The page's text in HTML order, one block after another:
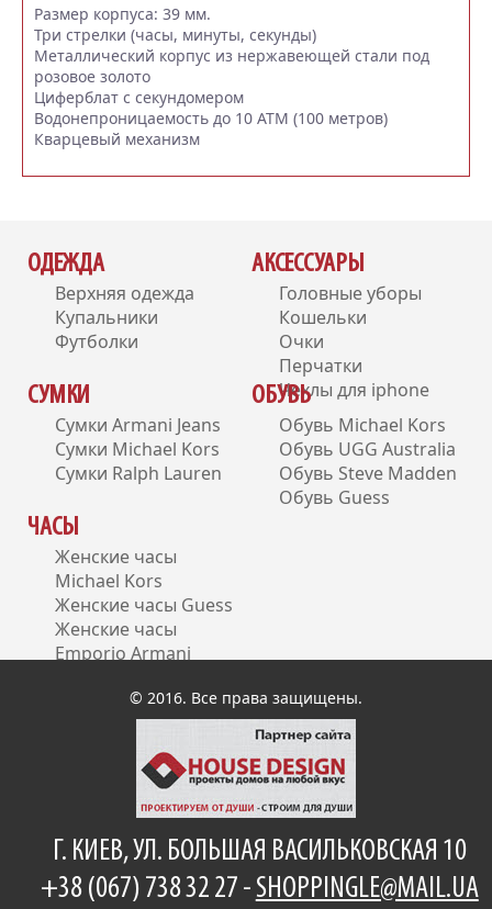
Размер корпуса: 39 мм.
Три стрелки (часы, минуты, секунды)
Металлический корпус из нержавеющей стали под
розовое золото
Циферблат с секундомером
Водонепроницаемость до 10 АТМ (100 метров)
Кварцевый механизм
Отзывы (0)
ОДЕЖДА
Верхняя одежда
Купальники
Футболки
АКСЕССУАРЫ
Головные уборы
Кошельки
Очки
Перчатки
Чехлы для iphone
СУМКИ
Сумки Armani Jeans
Сумки Michael Kors
Сумки Ralph Lauren
ОБУВЬ
Обувь Michael Kors
Обувь UGG Australia
Обувь Steve Madden
Обувь Guess
ЧАСЫ
Женские часы
Michael Kors
Женские часы Guess
Женские часы
Emporio Armani
© 2016. Все права защищены.
Г. КИЕВ, УЛ. БОЛЬШАЯ ВАСИЛЬКОВСКАЯ 10
+38 (067) 738 32 27 - SHOPPINGLE@MAIL.UA